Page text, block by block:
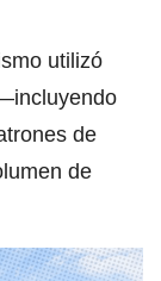
utilizó
de
de